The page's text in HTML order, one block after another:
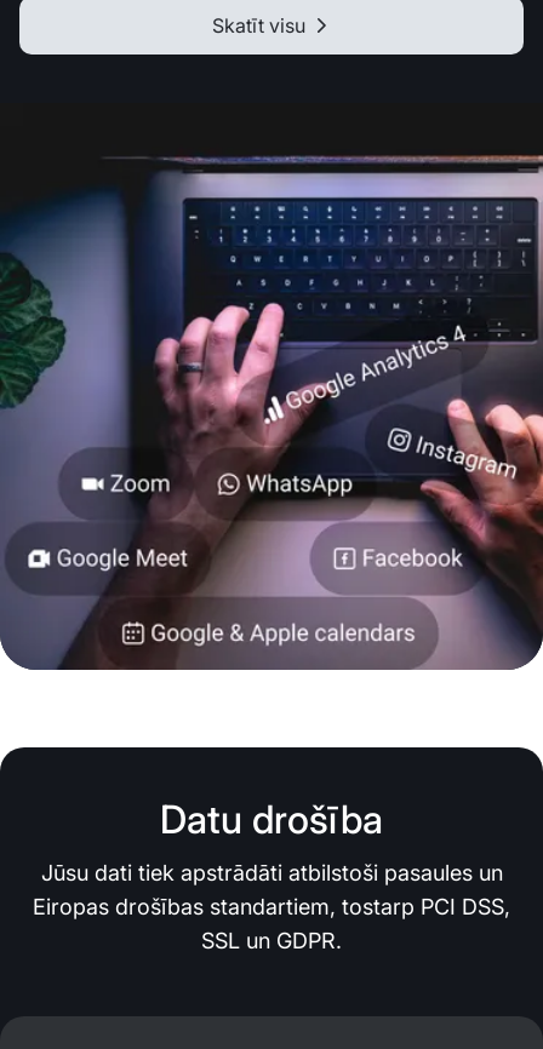
Skatīt visu
Datu drošība
Jūsu dati tiek apstrādāti atbilstoši pasaules un
Eiropas drošības standartiem, tostarp PCI DSS,
SSL un GDPR.